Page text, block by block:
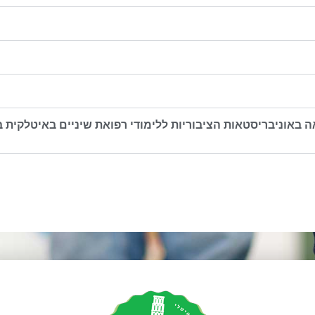
באוניבריסטאות הציבוריות ללימודי רפואת שיניים